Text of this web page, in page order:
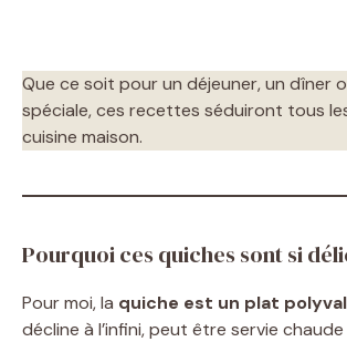
Que ce soit pour un déjeuner, un dîner
spéciale, ces recettes séduiront tous
cuisine maison.
Pourquoi ces quiches sont si
Pour moi, la quiche est un plat
décline à l’infini, peut être servie